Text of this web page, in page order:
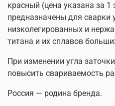
красный (цена указана за
предназначены для сварки
низколегированных и
титана и их сплавов
При изменении угла
повысить свариваемость
Россия — родина бренда.